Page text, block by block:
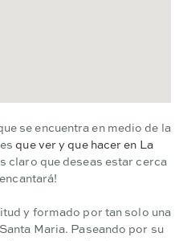
se encuentra en medio de la
que ver y que hacer en La
claro que deseas estar cerca
y formado por tan solo una
Maria. Paseando por su